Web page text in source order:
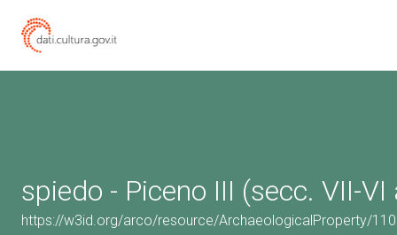
spiedo - Piceno III (secc. VII-VI
https://w3id.org/arco/resource/ArchaeologicalProperty/